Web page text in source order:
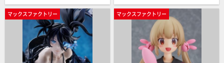
わる！』PLAMAX MF-53 mini
mum factory 機首コレクショ
ン YF-29 デュランダルバルキ
リー（早乙女アルト機） 案内
開始！
Eに登場！』POP UP PARADE
ネメシス 案内開始！
マックスファクトリー マックスファクトリー